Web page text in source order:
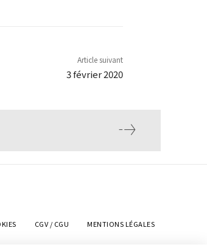
Article suivant
3 février 2020
CGV / CGU MENTIONS LÉGALES